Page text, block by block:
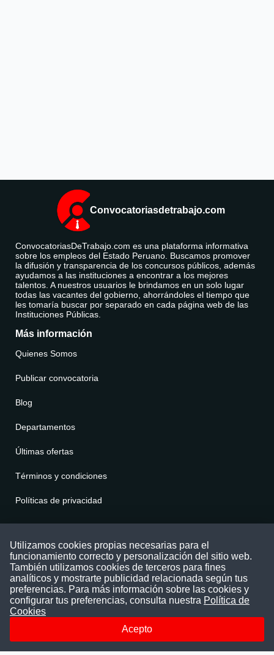
Convocatoriasdetrabajo.com
ConvocatoriasDeTrabajo.com es una plataforma informativa
sobre los empleos del Estado Peruano. Buscamos promover
la difusión y transparencia de los concursos públicos, además
ayudamos a las instituciones a encontrar a los mejores
talentos. A nuestros usuarios le brindamos en un solo lugar
todas las vacantes del gobierno, ahorrándoles el tiempo que
les tomaría buscar por separado en cada página web de las
Instituciones Públicas.
Más información
Quienes Somos
Publicar convocatoria
Blog
Departamentos
Últimas ofertas
Términos y condiciones
Políticas de privacidad
Puede comunicarse con nosotros a través
nuestras redes sociales o del correo:
contacto@convocatoriasdetrabajo.com
Siguenos en:
Utilizamos cookies propias necesarias para el
funcionamiento correcto y personalización del sitio web.
También utilizamos cookies de terceros para fines
analíticos y mostrarte publicidad relacionada según tus
preferencias. Para más información sobre las cookies y
configurar tus preferencias, consulta nuestra Política de
Cookies
Acepto